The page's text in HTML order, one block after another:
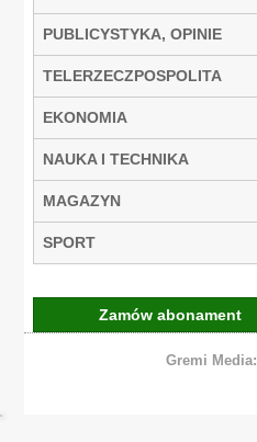
PUBLICYSTYKA, OPINIE
TELERZECZPOSPOLITA
EKONOMIA
NAUKA I TECHNIKA
MAGAZYN
SPORT
Zamów abonament
Gremi Media: